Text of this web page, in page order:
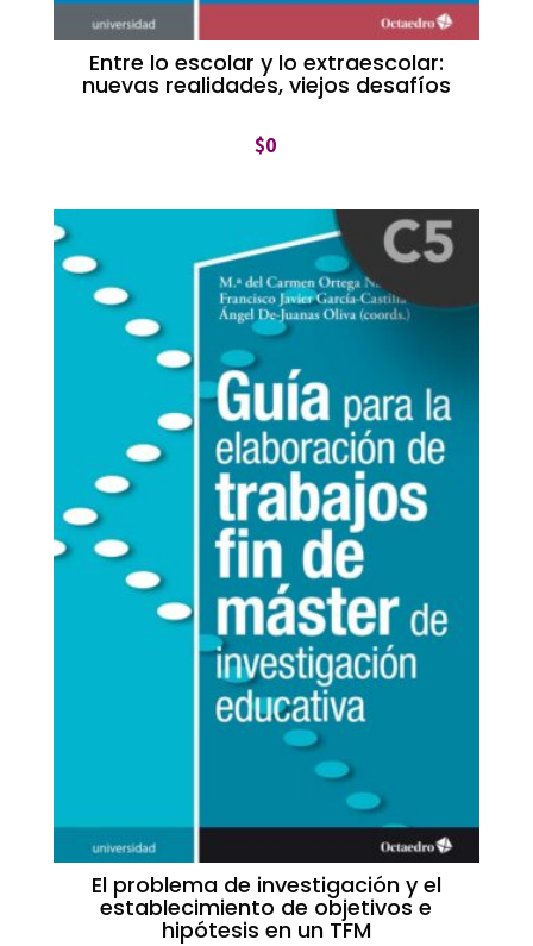
Entre lo escolar y lo extraescolar:
nuevas realidades, viejos desafíos
$0
El problema de investigación y el
establecimiento de objetivos e
hipótesis en un TFM